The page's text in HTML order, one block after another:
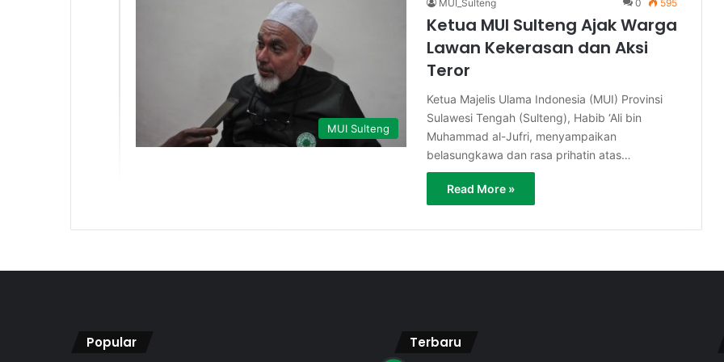
MUI Sulteng
MUI_Sulteng 0 595
Ketua MUI Sulteng Ajak Warga
Lawan Kekerasan dan Aksi
Teror
Ketua Majelis Ulama Indonesia (MUI) Provinsi
Sulawesi Tengah (Sulteng), Habib ‘Ali bin
Muhammad al-Jufri, menyampaikan
belasungkawa dan rasa prihatin atas…
Read More »
Popular Terbaru